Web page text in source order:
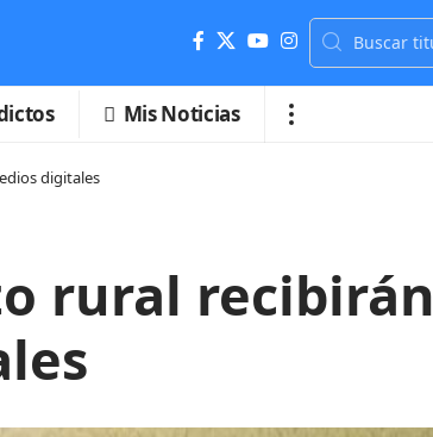
Mis Noticias
digitales
rural recibirán